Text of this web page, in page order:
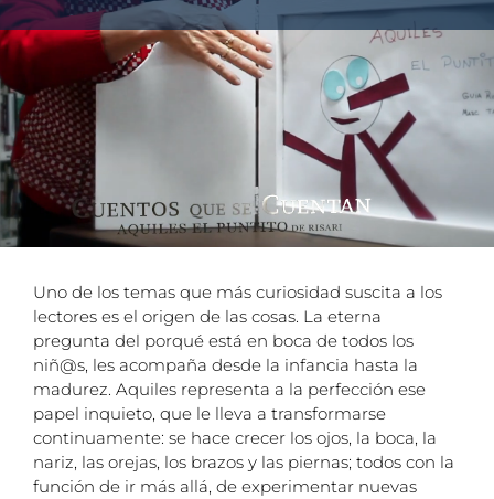
Uno de los temas que más curiosidad suscita a los
lectores es el origen de las cosas. La eterna
pregunta del porqué está en boca de todos los
niñ@s, les acompaña desde la infancia hasta la
madurez. Aquiles representa a la perfección ese
papel inquieto, que le lleva a transformarse
continuamente: se hace crecer los ojos, la boca, la
nariz, las orejas, los brazos y las piernas; todos con la
función de ir más allá, de experimentar nuevas